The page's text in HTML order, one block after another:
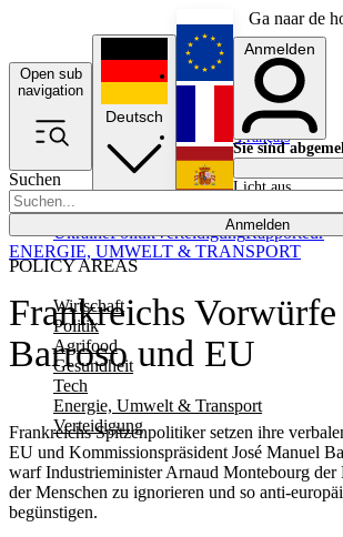
Ga naar de
Open sub
navigation
Suchen
Anmelden
POLICY AREAS
Wirtschaft
Politik
Agrifood
Gesundheit
Tech
Energie, Umwelt & Transport
Verteidigung
UkrainePolitikVerteidigungRapporteur
Deutsch
English
Français
Anmelden
Sie sind
Licht aus
Frankreichs Vorwürfe
Barroso und EU
Frankreichs Spitzenpolitiker setzen ihre
EU und Kommissionspräsident José Manuel
warf Industrieminister Arnaud Montebourg der
der Menschen zu ignorieren und so anti-
begünstigen.
ENERGIE, UMWELT & TRANSPORT